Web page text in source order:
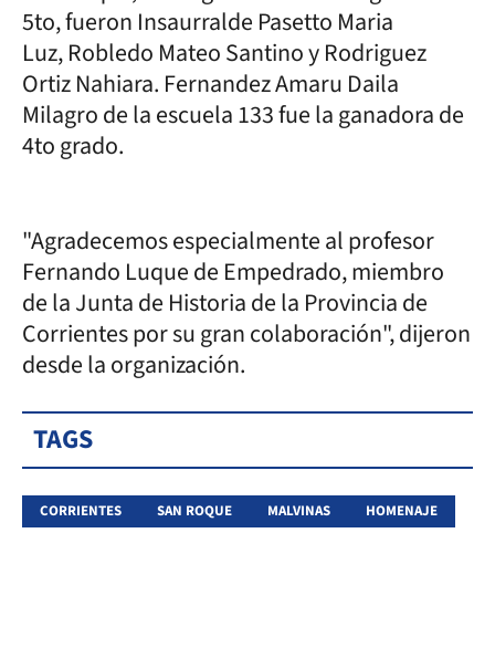
5to, fueron Insaurralde Pasetto Maria
Luz, Robledo Mateo Santino y Rodriguez
Ortiz Nahiara. Fernandez Amaru Daila
Milagro de la escuela 133 fue la ganadora de
4to grado.
"Agradecemos especialmente al profesor
Fernando Luque de Empedrado, miembro
de la Junta de Historia de la Provincia de
Corrientes por su gran colaboración", dijeron
desde la organización.
TAGS
CORRIENTES SAN ROQUE MALVINAS HOMENAJE